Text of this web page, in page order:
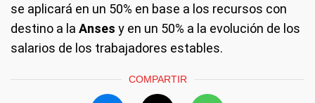
se aplicará en un 50% en base a los recursos con
destino a la Anses y en un 50% a la evolución de los
salarios de los trabajadores estables.
COMPARTIR